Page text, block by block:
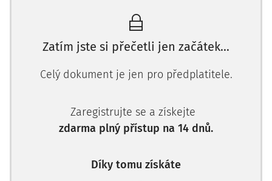
Pojistné za tyto narozené děti platí zákonný zástupce,
opatrovník nebo po
Zatím jste si přečetli jen začátek…
Celý dokument je jen pro předplatitele.
Zaregistrujte se a získejte
zdarma plný přístup na 14 dnů.
Díky tomu získáte